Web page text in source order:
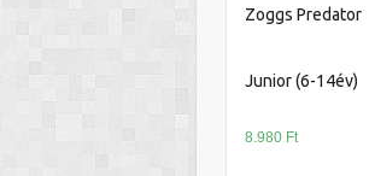
Zoggs Predator
Junior (6-14év)
8.980 Ft